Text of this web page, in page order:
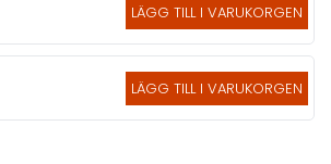
LÄGG TILL I VARUKORGEN
LÄGG TILL I VARUKORGEN